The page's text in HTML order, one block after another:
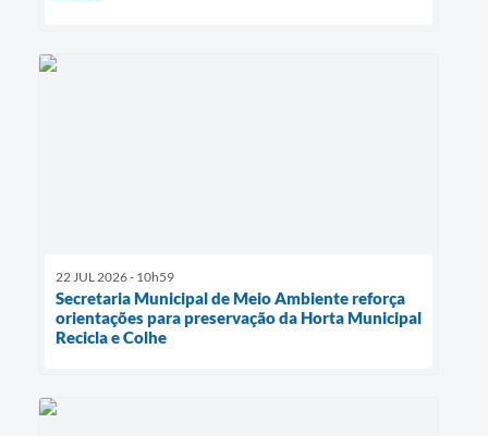
22 JUL 2026 - 10h59
Secretaria Municipal de Meio Ambiente reforça
orientações para preservação da Horta Municipal
Recicla e Colhe